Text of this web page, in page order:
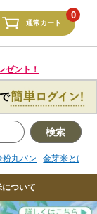
通常カート
0
ゼント！
検索
粉丸パン 金芽米とは
米粉丸パン 金芽米とは
ついて